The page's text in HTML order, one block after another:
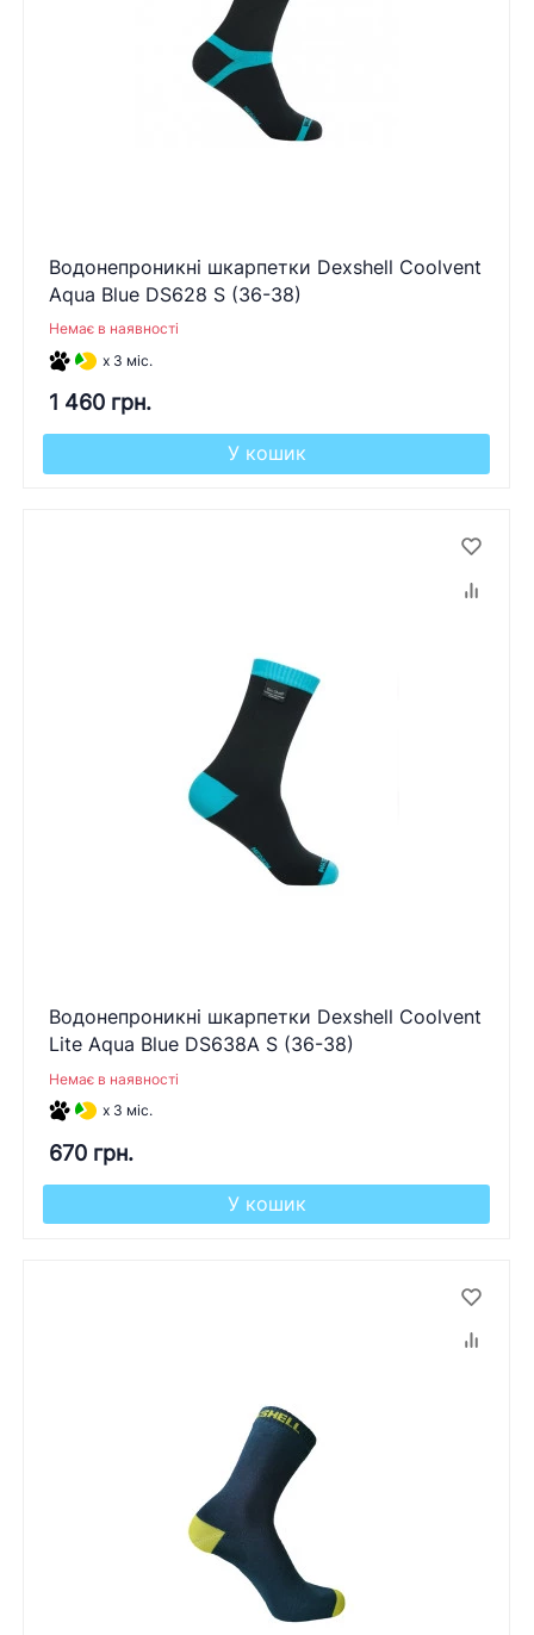
Водонепроникні шкарпетки Dexshell Coolvent
Aqua Blue DS628 S (36-38)
Немає в наявності
x 3 міс.
1 460 грн.
У кошик
Водонепроникні шкарпетки Dexshell Coolvent
Lite Aqua Blue DS638A S (36-38)
Немає в наявності
x 3 міс.
670 грн.
У кошик